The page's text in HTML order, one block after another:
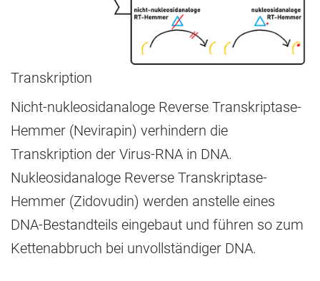
Transkription
Nicht-nukleosidanaloge Reverse Transkriptase-
Hemmer (Nevirapin) verhindern die
Transkription der Virus-RNA in DNA.
Nukleosidanaloge Reverse Transkriptase-
Hemmer (Zidovudin) werden anstelle eines
DNA-Bestandteils eingebaut und führen so zum
Kettenabbruch bei unvollständiger DNA.